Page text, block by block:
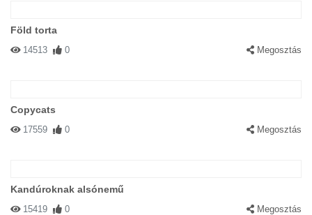
Föld torta
14513 0 Megosztás
Copycats
17559 0 Megosztás
Kandúroknak alsónemű
15419 0 Megosztás